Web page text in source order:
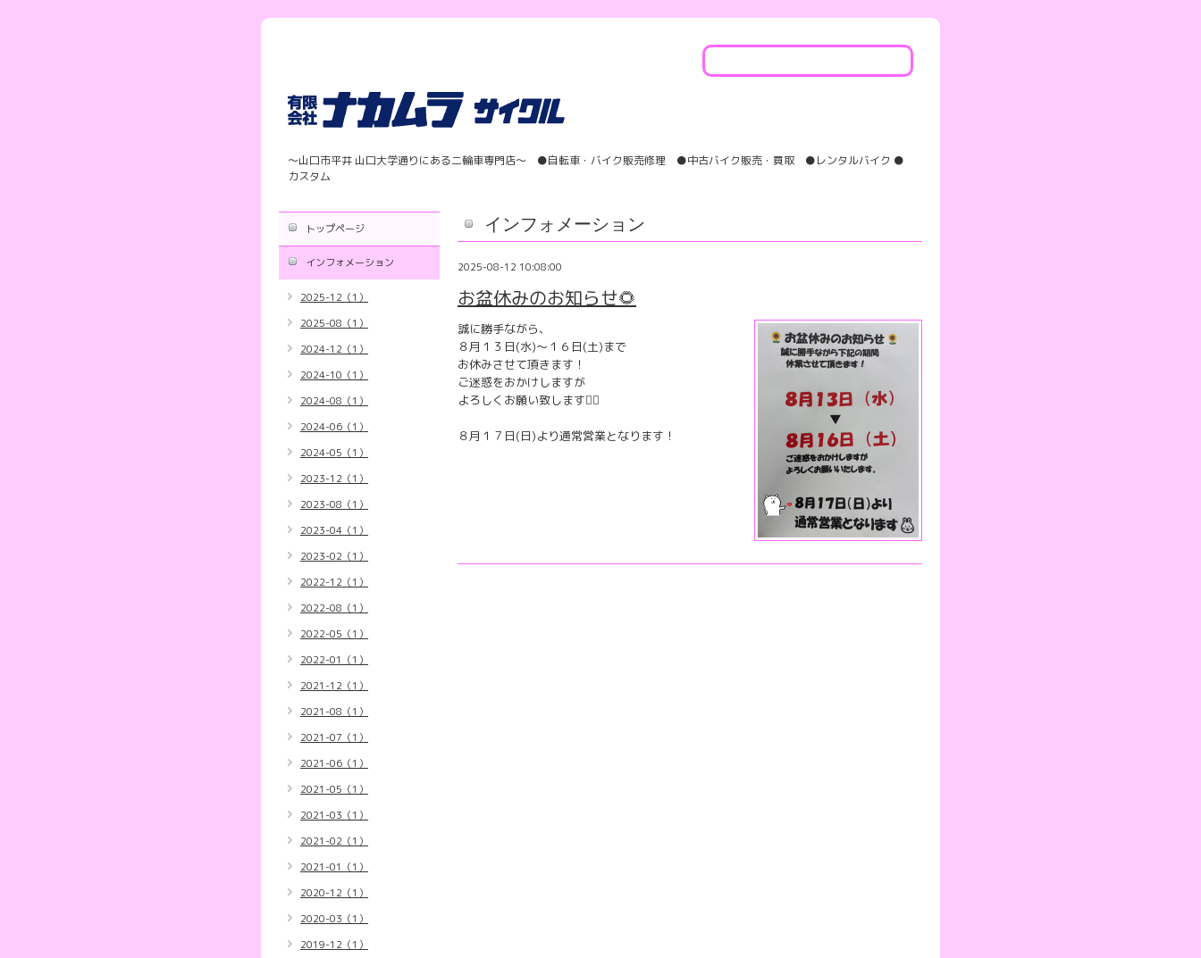
〜山口市平井 山口大学通りにある二輪車専門店〜 ●自転車・バイク販売修理 ●中古バイク販売・買取 ●レンタルバイク ●
カスタム
インフォメーション
2025-08-12 10:08:00
お盆休みのお知らせ🌻
誠に勝手ながら、
８月１３日(水)〜１６日(土)まで
お休みさせて頂きます！
ご迷惑をおかけしますが
よろしくお願い致します🙇‍♀️
８月１７日(日)より通常営業となります！
トップページ
インフォメーション
2025-12（1）
2025-08（1）
2024-12（1）
2024-10（1）
2024-08（1）
2024-06（1）
2024-05（1）
2023-12（1）
2023-08（1）
2023-04（1）
2023-02（1）
2022-12（1）
2022-08（1）
2022-05（1）
2022-01（1）
2021-12（1）
2021-08（1）
2021-07（1）
2021-06（1）
2021-05（1）
2021-03（1）
2021-02（1）
2021-01（1）
2020-12（1）
2020-03（1）
2019-12（1）